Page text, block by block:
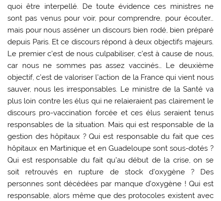
quoi être interpellé. De toute évidence ces ministres ne
sont pas venus pour voir, pour comprendre, pour écouter…
mais pour nous asséner un discours bien rodé, bien préparé
depuis Paris. Et ce discours répond à deux objectifs majeurs.
Le premier c’est de nous culpabiliser, c’est à cause de nous,
car nous ne sommes pas assez vaccinés… Le deuxième
objectif, c’est de valoriser l’action de la France qui vient nous
sauver, nous les irresponsables. Le ministre de la Santé va
plus loin contre les élus qui ne relaieraient pas clairement le
discours pro-vaccination forcée et ces élus seraient tenus
responsables de la situation. Mais qui est responsable de la
gestion des hôpitaux ? Qui est responsable du fait que ces
hôpitaux en Martinique et en Guadeloupe sont sous-dotés ?
Qui est responsable du fait qu’au début de la crise, on se
soit retrouvés en rupture de stock d’oxygène ? Des
personnes sont décédées par manque d’oxygène ! Qui est
responsable, alors même que des protocoles existent avec